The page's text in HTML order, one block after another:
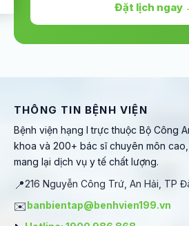
Đặt lịch ngay
THÔNG TIN BỆNH VIỆN
Bệnh viện hạng I trực thuộc Bộ Công
khoa và 200+ bác sĩ chuyên môn
mang lại dịch vụ y tế chất lượng.
📍216 Nguyễn Công Trứ, An Hải, TP
✉️banbientap@benhvien199.vn